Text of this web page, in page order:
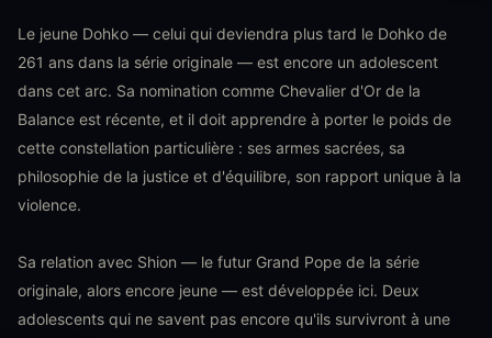
Le jeune Dohko — celui qui deviendra plus tard le Dohko de
261 ans dans la série originale — est encore un adolescent
dans cet arc. Sa nomination comme Chevalier d'Or de la
Balance est récente, et il doit apprendre à porter le poids de
cette constellation particulière : ses armes sacrées, sa
philosophie de la justice et d'équilibre, son rapport unique à la
violence.
Sa relation avec Shion — le futur Grand Pope de la série
originale, alors encore jeune — est développée ici. Deux
adolescents qui ne savent pas encore qu'ils survivront à une